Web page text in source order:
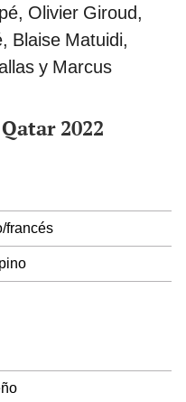
Olivier Giroud,
Blaise Matuidi,
y Marcus
2022
francés